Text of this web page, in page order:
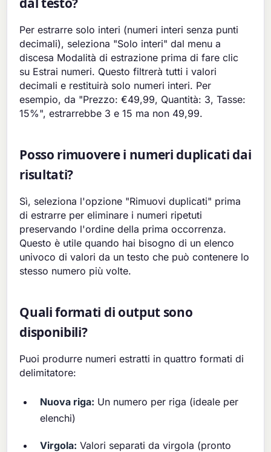
Per estrarre solo interi (numeri interi senza punti
decimali), seleziona "Solo interi" dal menu a
discesa Modalità di estrazione prima di fare clic
su Estrai numeri. Questo filtrerà tutti i valori
decimali e restituirà solo numeri interi. Per
esempio, da "Prezzo: €49,99, Quantità: 3, Tasse:
15%", estrarrebbe 3 e 15 ma non 49,99.
Posso rimuovere i numeri duplicati dai
risultati?
Sì, seleziona l'opzione "Rimuovi duplicati" prima
di estrarre per eliminare i numeri ripetuti
preservando l'ordine della prima occorrenza.
Questo è utile quando hai bisogno di un elenco
univoco di valori da un testo che può contenere lo
stesso numero più volte.
Quali formati di output sono
disponibili?
Puoi produrre numeri estratti in quattro formati di
delimitatore:
Nuova riga: Un numero per riga (ideale per
elenchi)
Virgola: Valori separati da virgola (pronto